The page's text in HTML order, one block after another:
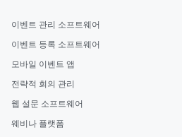
이벤트 관리 소프트웨어
이벤트 등록 소프트웨어
모바일 이벤트 앱
전략적 회의 관리
웹 설문 소프트웨어
웨비나 플랫폼